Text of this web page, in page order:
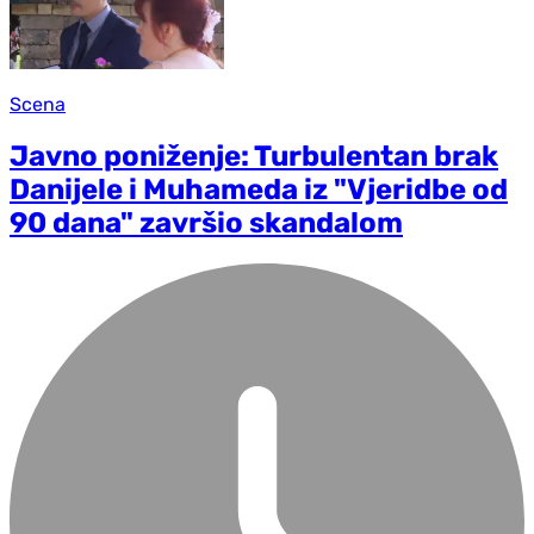
Scena
Javno poniženje: Turbulentan brak
Danijele i Muhameda iz "Vjeridbe od
90 dana" završio skandalom